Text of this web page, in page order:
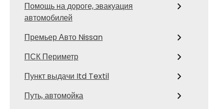
Помощь на дороге, эвакуация
автомобилей
Премьер Авто Nissan
ПСК Периметр
Пункт выдачи Itd Textil
Путь, автомойка